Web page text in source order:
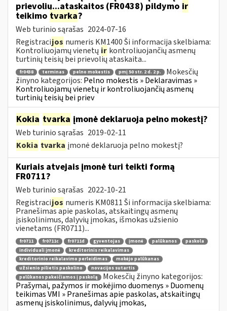
prievolių...ataskaitos (FR0438) pildymo ir
teikimo tvarka?
Web turinio sąrašas 2024-07-16
Registracijos numeris KM1400 Ši informacija skelbiama:
Kontroliuojamų vienetų ir kontroliuojančių asmenų
turtinių teisių bei prievolių ataskaita...
fr0438 terminas pelno mokestis pmį 50 str. 2 d. 2 p.
Mokesčių
žinyno kategorijos: Pelno mokestis » Deklaravimas »
Kontroliuojamų vienetų ir kontroliuojančių asmenų
turtinių teisių bei priev
Kokia tvarka įmonė deklaruoja pelno mokestį?
Web turinio sąrašas 2019-02-11
Kokia tvarka įmonė deklaruoja pelno mokestį?
Kuriais atvejais įmonė turi teikti formą
FR0711?
Web turinio sąrašas 2022-10-21
Registracijos numeris KM0811 Ši informacija skelbiama:
Pranešimas apie paskolas, atskaitingų asmenų
įsiskolinimus, dalyvių įmokas, išmokas užsienio
vienetams (FR0711)...
fr0711 fr0711c fr0711d gyventojas įmonė palūkanos
paskola
individuali įmonė
kreditorinis reikalavimas
kreditorinio reikalavimo perleidimas
mokėjo palūkanas
užsienio pilietis paskolino
novacijos sutartis
palūkanos pakeičiamos į paskolą
Mokesčių žinyno kategorijos:
Prašymai, pažymos ir mokėjimo duomenys » Duomenų
teikimas VMI » Pranešimas apie paskolas, atskaitingų
asmenų įsiskolinimus, dalyvių įmokas,